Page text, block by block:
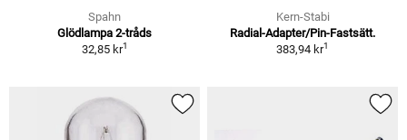
Spahn
Glödlampa 2-tråds
32,85 kr1
Kern-Stabi
Radial-Adapter/Pin-Fastsätt.
383,94 kr1